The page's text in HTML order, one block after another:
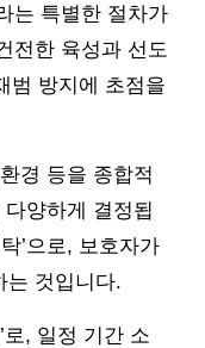
는 특별한 절차가
전한 육성과 선도
범 방지에 초점을
경 등을 종합적
양하게 결정됩
’으로, 보호자가
는 것입니다.
로, 일정 기간 소